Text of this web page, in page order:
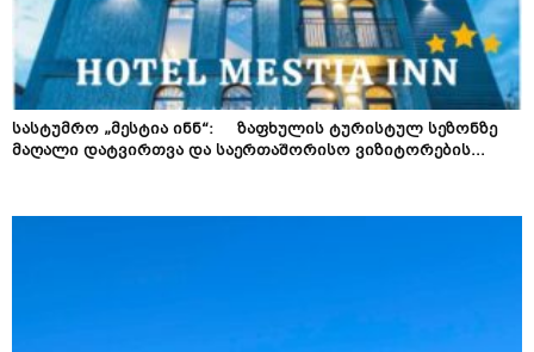
სასტუმრო „მესტია ინნ“: ზაფხულის ტურისტულ სეზონზე
მაღალი დატვირთვა და საერთაშორისო ვიზიტორების...